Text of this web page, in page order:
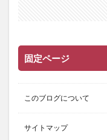
固定ページ
このブログについて
サイトマップ